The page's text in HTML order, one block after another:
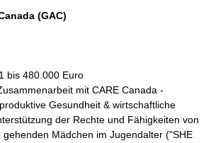
(GAC)
bis 480.000 Euro
mit CARE Canada -
Gesundheit & wirtschaftliche
der Rechte und Fähigkeiten von
gehenden Mädchen im Jugendalter ("SHE